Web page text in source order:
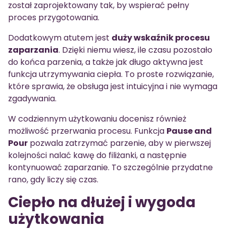
został zaprojektowany tak, by wspierać pełny
proces przygotowania.
Dodatkowym atutem jest duży wskaźnik procesu
zaparzania. Dzięki niemu wiesz, ile czasu pozostało
do końca parzenia, a także jak długo aktywna jest
funkcja utrzymywania ciepła. To proste rozwiązanie,
które sprawia, że obsługa jest intuicyjna i nie wymaga
zgadywania.
W codziennym użytkowaniu docenisz również
możliwość przerwania procesu. Funkcja Pause and
Pour pozwala zatrzymać parzenie, aby w pierwszej
kolejności nalać kawę do filiżanki, a następnie
kontynuować zaparzanie. To szczególnie przydatne
rano, gdy liczy się czas.
Ciepło na dłużej i wygoda
użytkowania